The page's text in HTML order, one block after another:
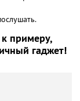
примеру,
гаджет!